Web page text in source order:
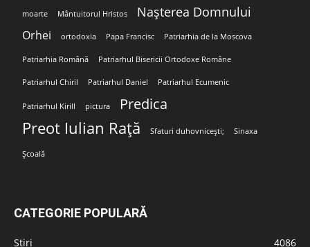
moarte Mântuitorul Hristos Nașterea Domnului
Orhei ortodoxia Papa Francisc Patriarhia de la Moscova
Patriarhia Română Patriarhul Bisericii Ortodoxe Române
Patriarhul Chiril Patriarhul Daniel Patriarhul Ecumenic
Patriarhul Kirill pictura Predica
Preot Iulian Rață Sfaturi duhovnicești; Sinaxa
Școală
CATEGORIE POPULARĂ
Stiri
4086